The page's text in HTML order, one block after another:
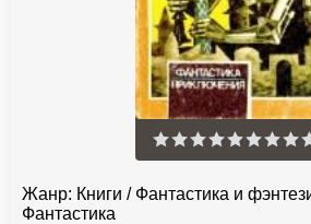
Жанр: Книги / Фантастика и
Фантастика